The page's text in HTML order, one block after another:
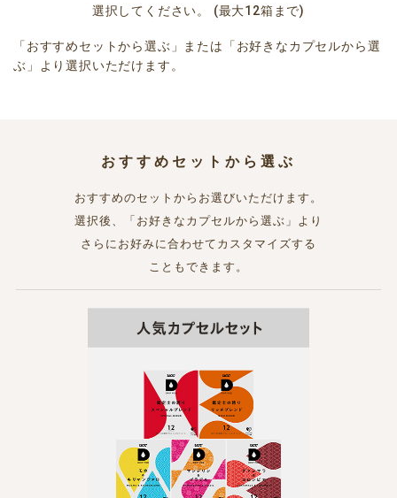
選択してください。 (最大12箱まで)
「おすすめセットから選ぶ」または「お好きなカプセルから選
ぶ」より選択いただけます。
おすすめセットから選ぶ
おすすめのセットからお選びいただけます。
選択後、「お好きなカプセルから選ぶ」より
さらにお好みに合わせてカスタマイズする
こともできます。